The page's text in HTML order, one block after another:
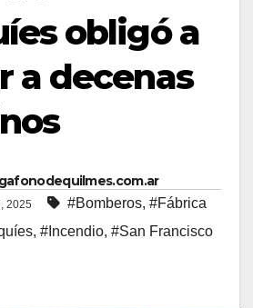
obligó a
a decenas
2025 #Bomberos, #Fábrica
, #Incendio, #San Francisco